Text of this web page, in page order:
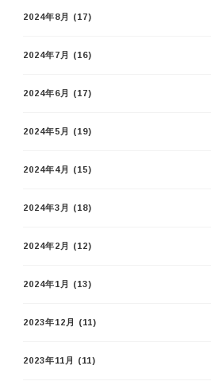
2024年8月 (17)
2024年7月 (16)
2024年6月 (17)
2024年5月 (19)
2024年4月 (15)
2024年3月 (18)
2024年2月 (12)
2024年1月 (13)
2023年12月 (11)
2023年11月 (11)